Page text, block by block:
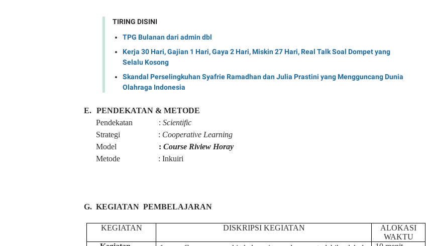
TIRING DISINI
TPG Bulanan dari admin dbl
Kerja 30 Hari, Gajian 1 Hari, Gaya 2 Hari, Miskin 27 Hari, Real Talk Soal Dompet yang
Selalu Kosong
Skandal Perselingkuhan Syafrie Ramadhan dan Julia Prastini yang Mengguncang Dunia
Olahraga Indonesia
E. PENDEKATAN & METODE
Pendekatan : Scientific
Strategi : Cooperative Learning
Model
: Course Riview Horay
Metode : Inkuiri
G. KEGIATAN PEMBELAJARAN
KEGIATAN DISKRIPSI KEGIATAN
ALOKASI
WAKTU